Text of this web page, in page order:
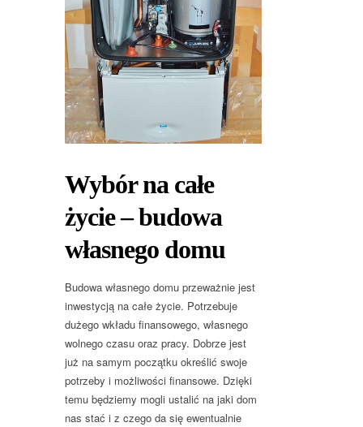
Wybór na całe
życie – budowa
własnego domu
Budowa własnego domu przeważnie jest
inwestycją na całe życie. Potrzebuje
dużego wkładu finansowego, własnego
wolnego czasu oraz pracy. Dobrze jest
już na samym początku określić swoje
potrzeby i możliwości finansowe. Dzięki
temu będziemy mogli ustalić na jaki dom
nas stać i z czego da się ewentualnie